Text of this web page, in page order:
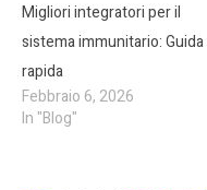
Migliori integratori per il
sistema immunitario: Guida
rapida
Febbraio 6, 2026
In "Blog"